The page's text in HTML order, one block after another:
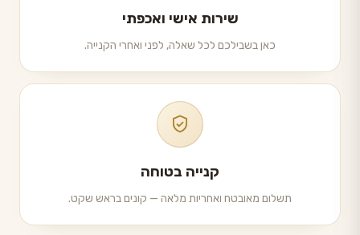
שירות אישי ואכפתי
כאן בשבילכם לכל שאלה, לפני ואחרי הקנייה.
קנייה בטוחה
תשלום מאובטח ואחריות מלאה — קונים בראש שקט.